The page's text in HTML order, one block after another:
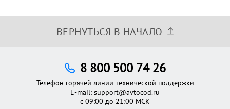
ВЕРНУТЬСЯ В НАЧАЛО
8 800 500 74 26
Телефон горячей линии технической поддержки
E-mail: support@avtocod.ru
с 09:00 до 21:00 МСК